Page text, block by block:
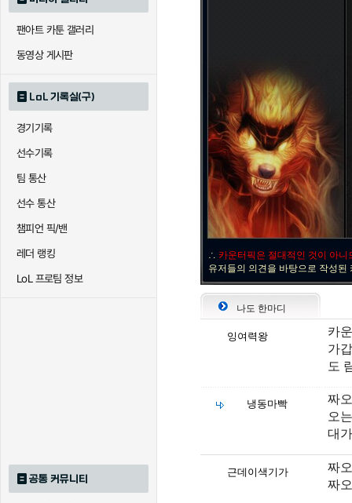
팬아트 카툰 갤러리
동영상 게시판
LoL 기록실(구)
경기기록
선수기록
팀 통산
선수 통산
챔피언 픽/밴
레더 랭킹
LoL 프로팀 정보
공통 커뮤니티
하이머딩거 헤카림
∴ 카운터픽은 절대적인 것이 아
유저들의 의견을 바탕으로 작성된
나도 한마디
잉여력왕
카
가
도
냉동마빡
짜
오
대
근데이색기가
짜
짜